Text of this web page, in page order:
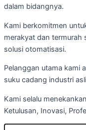
dalam bidangnya.
Kami berkomitmen
merakyat dan termurah
solusi otomatisasi.
Pelanggan utama kami
suku cadang industri
Kami selalu
Ketulusan, Inovasi,